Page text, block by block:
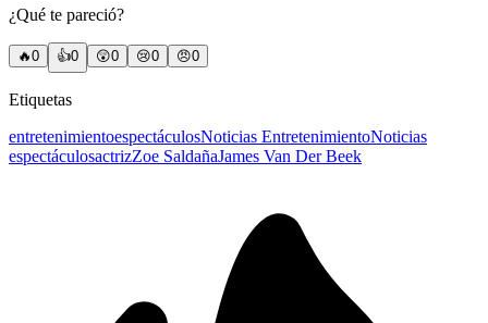
¿Qué te pareció?
🔥0 👍0 😲0 😢0 😠0
Etiquetas
entretenimientoespectáculosNoticias EntretenimientoNoticias
espectáculosactrizZoe SaldañaJames Van Der Beek